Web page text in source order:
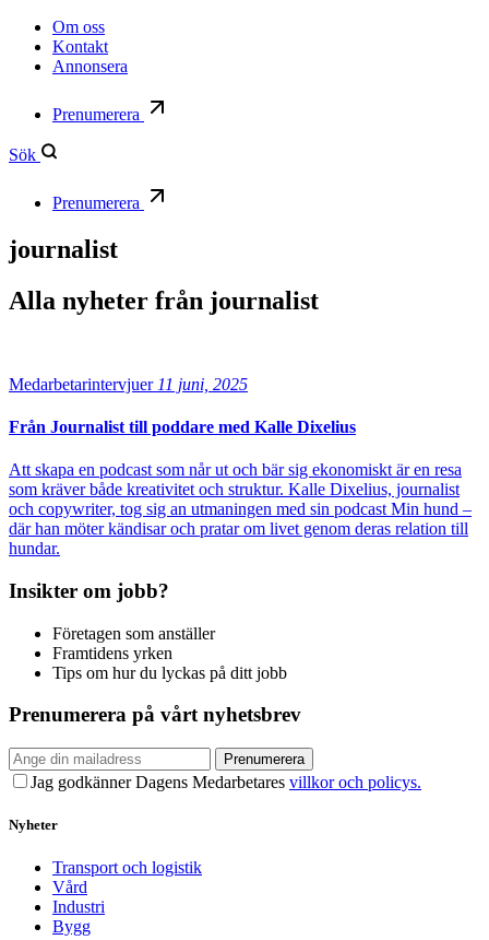
Om oss
Kontakt
Annonsera
Prenumerera
Sök
Prenumerera
journalist
Alla nyheter från journalist
Medarbetarintervjuer 11 juni, 2025
Från Journalist till poddare med Kalle Dixelius
Att skapa en podcast som når ut och bär sig ekonomiskt är en resa
som kräver både kreativitet och struktur. Kalle Dixelius, journalist
och copywriter, tog sig an utmaningen med sin podcast Min hund –
där han möter kändisar och pratar om livet genom deras relation till
hundar.
Insikter om jobb?
Företagen som anställer
Framtidens yrken
Tips om hur du lyckas på ditt jobb
Prenumerera på vårt nyhetsbrev
Prenumerera
Jag godkänner Dagens Medarbetares villkor och policys.
Nyheter
Transport och logistik
Vård
Industri
Bygg